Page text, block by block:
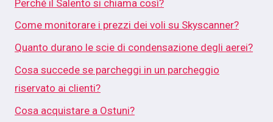
Perché il Salento si chiama così?
Come monitorare i prezzi dei voli su Skyscanner?
Quanto durano le scie di condensazione degli aerei?
Cosa succede se parcheggi in un parcheggio
riservato ai clienti?
Cosa acquistare a Ostuni?